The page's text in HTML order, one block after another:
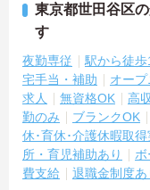
東京都世田谷区
す
夜勤専従 駅から徒
宅手当・補助
オー
求人
無資格OK 高
勤のみ
ブランクOK
休･育休･介護休暇取得
所・育児補助あり
費支給
退職金制度あ